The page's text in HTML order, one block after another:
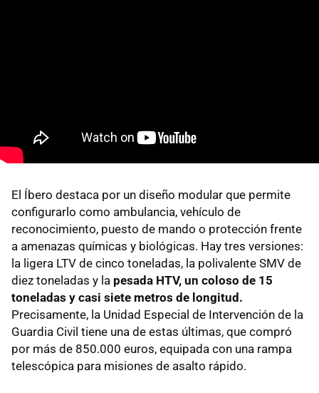
El Íbero destaca por un diseño modular que permite
configurarlo como ambulancia, vehículo de
reconocimiento, puesto de mando o protección frente
a amenazas químicas y biológicas. Hay tres versiones:
la ligera LTV de cinco toneladas, la polivalente SMV de
diez toneladas y la pesada HTV, un coloso de 15
toneladas y casi siete metros de longitud.
Precisamente, la Unidad Especial de Intervención de la
Guardia Civil tiene una de estas últimas, que compró
por más de 850.000 euros, equipada con una rampa
telescópica para misiones de asalto rápido.